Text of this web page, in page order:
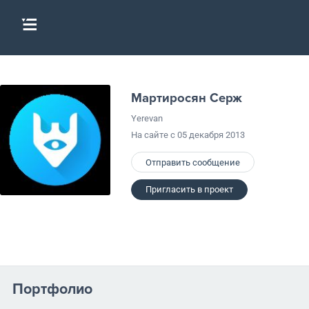
Мартиросян Серж
Yerevan
На сайте с 05 декабря 2013
Отправить сообщение
Пригласить в проект
Портфолио